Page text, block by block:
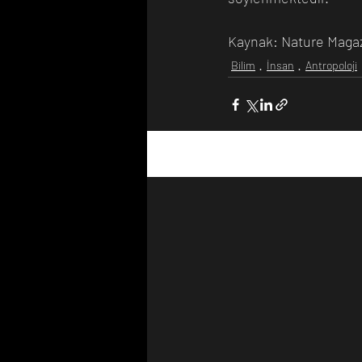
Kaynak: Nature
Bilim İnsan Antropoloji